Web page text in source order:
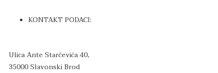
KONTAKT PODACI:
Ulica Ante Starčevića 40,
35000 Slavonski Brod